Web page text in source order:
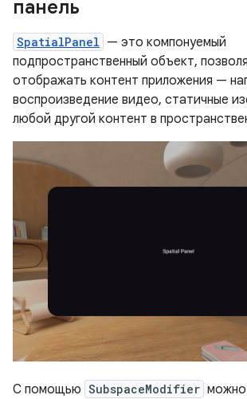
панель
SpatialPanel — это компонуемый
подпространственный объект,
отображать контент приложения —
воспроизведение видео, статичные
любой другой контент в
С помощью SubspaceModifier можно